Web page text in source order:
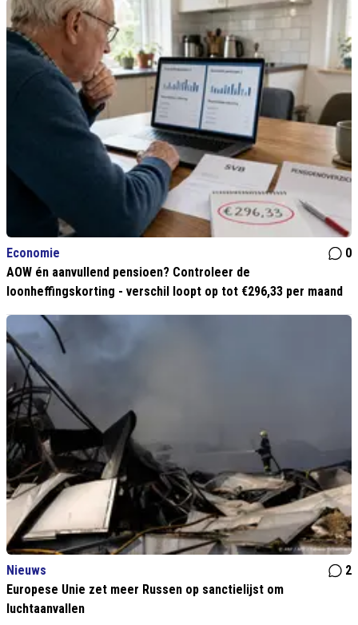
Economie
0
AOW én aanvullend pensioen? Controleer de
loonheffingskorting - verschil loopt op tot €296,33 per maand
Nieuws
2
Europese Unie zet meer Russen op sanctielijst om
luchtaanvallen